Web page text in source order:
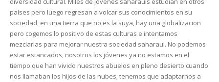
países pero luego regresan a volcar sus conocimientos en su
sociedad, en una tierra que no es la suya, hay una globalizacion
pero cogemos lo positivo de estas culturas e intentamos
mezclarlas para mejorar nuestra sociedad saharaui. No podemos
estar estancados, nosotros los jóvenes ya no estamos en el
tiempo que han vivido nuestros abuelos en pleno desierto cuando
nos llamaban los hijos de las nubes; tenemos que adaptarnos a